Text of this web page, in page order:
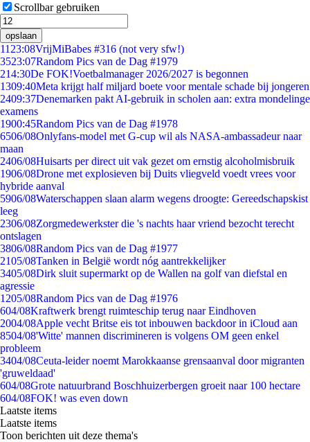
Scrollbar gebruiken
opslaan
11 23:08VrijMiBabes #316 (not very sfw!)
3523:07Random Pics van de Dag #1979
214:30De FOK!Voetbalmanager 2026/2027 is begonnen
1309:40Meta krijgt half miljard boete voor mentale schade bij jongeren
2409:37Denemarken pakt AI-gebruik in scholen aan: extra mondelinge
examens
1900:45Random Pics van de Dag #1978
6506/08Onlyfans-model met G-cup wil als NASA-ambassadeur naar
maan
2406/08Huisarts per direct uit vak gezet om ernstig alcoholmisbruik
1906/08Drone met explosieven bij Duits vliegveld voedt vrees voor
hybride aanval
5906/08Waterschappen slaan alarm wegens droogte: Gereedschapskist
leeg
2306/08Zorgmedewerkster die 's nachts haar vriend bezocht terecht
ontslagen
3806/08Random Pics van de Dag #1977
2105/08Tanken in België wordt nóg aantrekkelijker
3405/08Dirk sluit supermarkt op de Wallen na golf van diefstal en
agressie
1205/08Random Pics van de Dag #1976
604/08Kraftwerk brengt ruimteschip terug naar Eindhoven
2004/08Apple vecht Britse eis tot inbouwen backdoor in iCloud aan
8504/08'Witte' mannen discrimineren is volgens OM geen enkel
probleem
3404/08Ceuta-leider noemt Marokkaanse grensaanval door migranten
'gruweldaad'
604/08Grote natuurbrand Boschhuizerbergen groeit naar 100 hectare
604/08FOK! was even down
Laatste items
Laatste items
Toon berichten uit deze thema's